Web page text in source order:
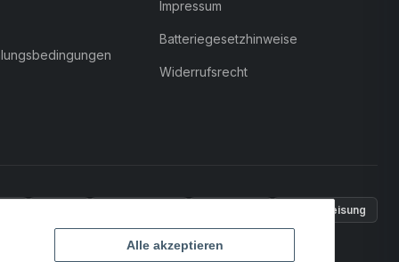
Alle akzeptieren
Impressum
Batteriegesetzhinweise
Widerrufsrecht
Überweisung